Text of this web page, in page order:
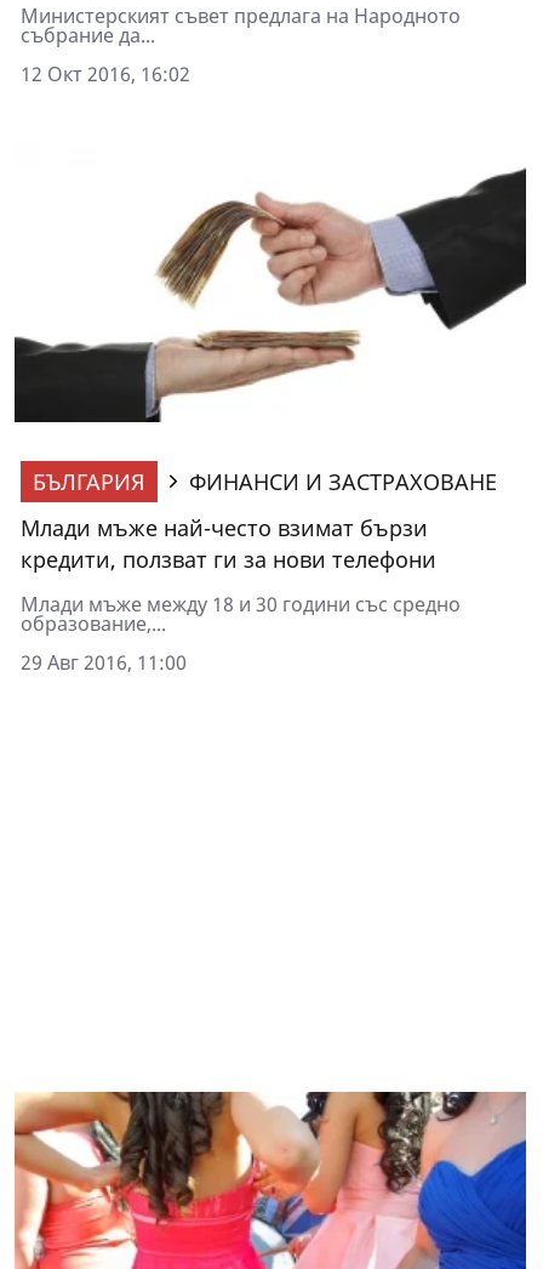
Министерският съвет предлага на Народното
събрание да...
12 Окт 2016, 16:02
БЪЛГАРИЯ
ФИНАНСИ И ЗАСТРАХОВАНЕ
Млади мъже най-често взимат бързи
кредити, ползват ги за нови телефони
Млади мъже между 18 и 30 години със средно
образование,...
29 Авг 2016, 11:00